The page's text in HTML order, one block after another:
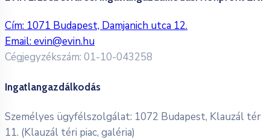
Cím: 1071 Budapest, Damjanich utca 12.
Email:evin@evin.hu
Cégjegyzékszám: 01-10-043258
Ingatlangazdálkodás
Személyes ügyfélszolgálat: 1072 Budapest, Klauzál tér
11. (Klauzál téri piac, galéria)